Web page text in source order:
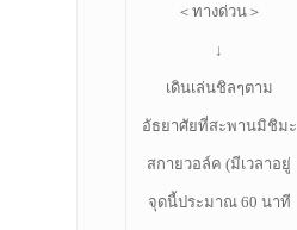
＜ทางด่วน＞
↓
เดินเล่นชิลๆตาม
อัธยาศัยที่สะพานมิชิมะ
สกายวอล์ค (มีเวลาอยู่
จุดนี้ประมาณ 60 นาที